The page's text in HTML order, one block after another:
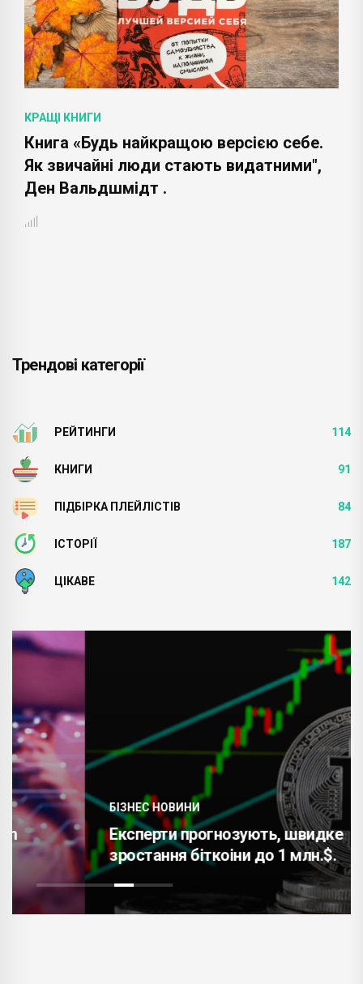
КРАЩІ КНИГИ
Книга «Будь найкращою версією себе.
Як звичайні люди стають видатними",
Ден Вальдшмідт .
Трендові категорії
РЕЙТИНГИ 114
КНИГИ 91
ПІДБІРКА ПЛЕЙЛІСТІВ 84
ІСТОРІЇ 187
ЦІКАВЕ 142
БІЗНЕС НОВИНИ
Експерти прогнозують, швидке
зростання біткоіни до 1 млн.$.